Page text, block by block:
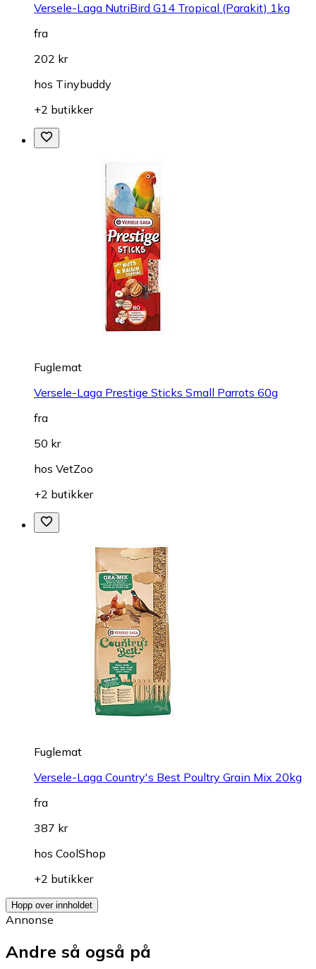
Versele-Laga NutriBird G14 Tropical (Parakit) 1kg
fra
202 kr
hos Tinybuddy
+2 butikker
Fuglemat
Versele-Laga Prestige Sticks Small Parrots 60g
fra
50 kr
hos VetZoo
+2 butikker
Fuglemat
Versele-Laga Country's Best Poultry Grain Mix 20kg
fra
387 kr
hos CoolShop
+2 butikker
Hopp over innholdet
Annonse
Andre så også på